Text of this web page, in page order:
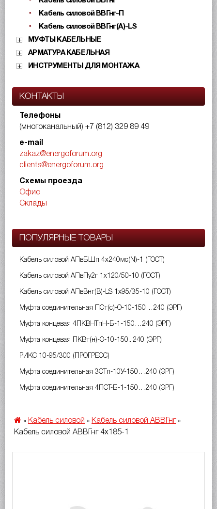
Кабель силовой ВВГнг-П
Кабель силовой ВВГнг(А)-LS
МУФТЫ КАБЕЛЬНЫЕ
АРМАТУРА КАБЕЛЬНАЯ
ИНСТРУМЕНТЫ ДЛЯ МОНТАЖА
КОНТАКТЫ
Телефоны
(многоканальный) +7 (812) 329 89 49
e-mail
zakaz@energoforum.org
clients@energoforum.org
Схемы проезда
Офис
Склады
ПОПУЛЯРНЫЕ ТОВАРЫ
Кабель силовой АПвБШп 4х240мс(N)-1 (ГОСТ)
Кабель силовой АПвПу2г 1х120/50-10 (ГОСТ)
Кабель силовой АПвВнг(B)-LS 1х95/35-10 (ГОСТ)
Муфта соединительная ПСт(с)-О-10-150…240 (ЭРГ)
Муфта концевая 4ПКВНТпН-Б-1-150…240 (ЭРГ)
Муфта концевая ПКВт(н)-О-10-150...240 (ЭРГ)
РИКС 10-95/300 (ПРОГРЕСС)
Муфта соединительная 3СТп-10У-150…240 (ЭРГ)
Муфта соединительная 4ПСТ-Б-1-150…240 (ЭРГ)
» Кабель силовой » Кабель силовой АВВГнг»
Кабель силовой АВВГнг 4х185-1